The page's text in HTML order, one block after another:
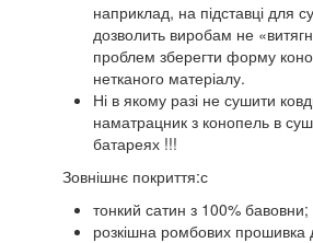
наприклад, на підставці для
дозволить виробам не
проблем зберегти форму
нетканого матеріалу.
Ні в якому разі не сушити
наматрацник з конопель в
батареях !!!
Зовнішнє покриття:с
тонкий сатин з 100% бавовни;
розкішна ромбових прошивка